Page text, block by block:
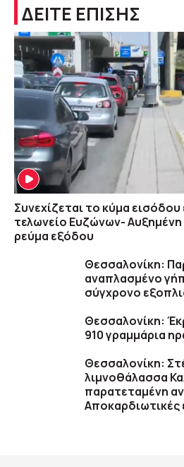
ΔΕΙΤΕ ΕΠΙΣΗΣ
Συνεχίζεται το κύμα
τελωνείο Ευζώνων- Αυξημένη
ρεύμα εξόδου
Θεσσαλονίκη:
αναπλασμένο
σύγχρονο
Θεσσαλονίκη:
910 γραμμάρια
Θεσσαλονίκη:
λιμνοθάλασσα
παρατεταμένη
Αποκαρδιωτικές